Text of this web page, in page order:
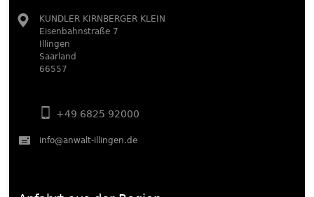
KUNDLER KIRNBERGER KLEIN
Eisenbahnstraße 7
Illingen
Saarland
66557
+49 6825 92000
info@anwalt-illingen.de